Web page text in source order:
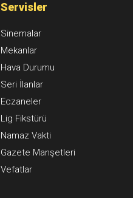
Servisler
Sinemalar
Mekanlar
Hava Durumu
Seri İlanlar
Eczaneler
Lig Fikstürü
Namaz Vakti
Gazete Manşetleri
Vefatlar